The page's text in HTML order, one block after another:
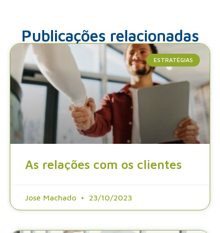
Publicações relacionadas
ESTRATÉGIAS
As relações com os clientes
José Machado 23/10/2023